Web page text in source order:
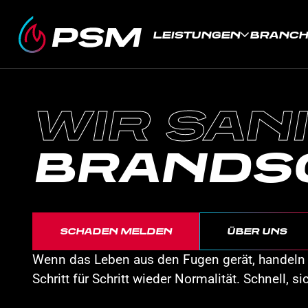
LEISTUNGEN
WIR
SCHADEN MELDEN ÜBER UNS
Wenn das Leben aus den Fugen gerät,
Schritt für Schritt wieder Normalität. Schnell,